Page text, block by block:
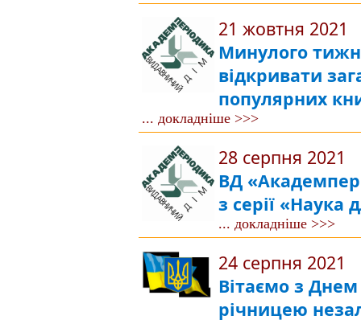
21 жовтня 2021
Минулого
відкривати
популярних
... докладніше >>>
28 серпня 2021
ВД
з серії «Наука
... докладніше >>>
24 серпня 2021
Вітаємо з
річницею